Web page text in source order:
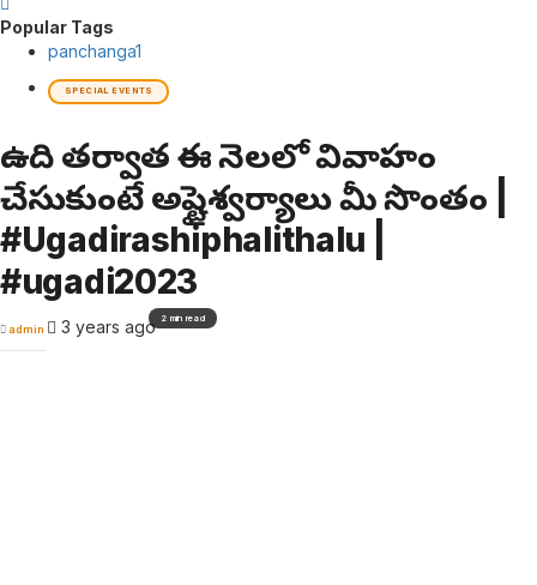
Popular Tags
panchanga1
SPECIAL EVENTS
ఉగాది తర్వాత ఈ నెలలో వివాహం
చేసుకుంటే అష్టైశ్వర్యాలు మీ సొంతం |
#Ugadirashiphalithalu |
#ugadi2023
admin 3 years ago2 min read